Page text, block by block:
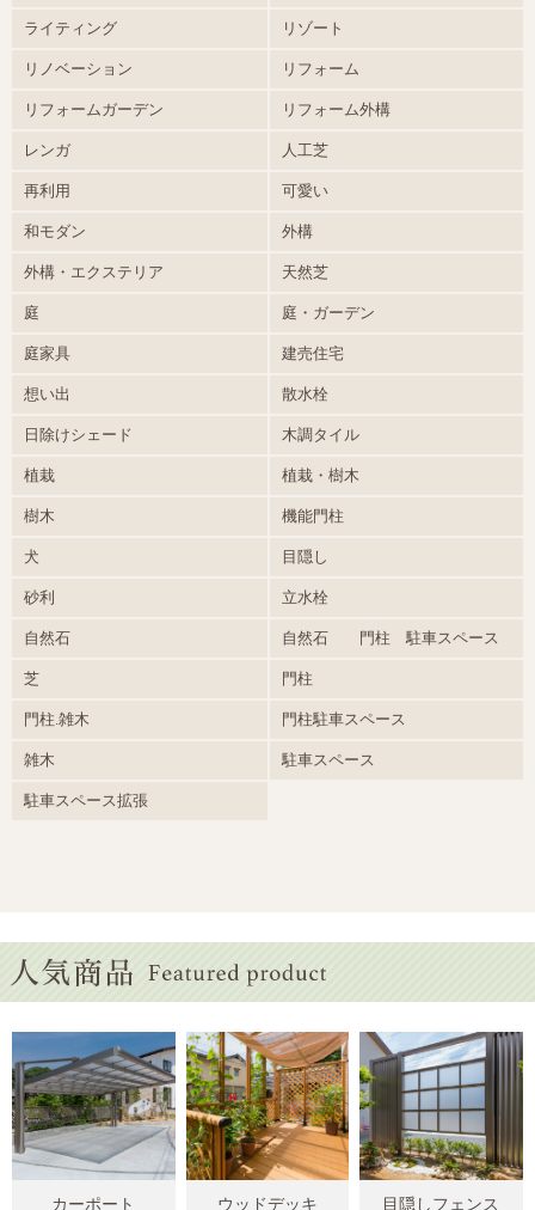
ライティング リゾート
リノベーション リフォーム
リフォームガーデン リフォーム外構
レンガ 人工芝
再利用 可愛い
和モダン 外構
外構・エクステリア 天然芝
庭 庭・ガーデン
庭家具 建売住宅
想い出 散水栓
日除けシェード 木調タイル
植栽 植栽・樹木
樹木 機能門柱
犬 目隠し
砂利 立水栓
自然石 自然石 門柱 駐車スペース
芝 門柱
門柱.雑木 門柱駐車スペース
雑木 駐車スペース
駐車スペース拡張
カーポート ウッドデッキ 目隠しフェンス